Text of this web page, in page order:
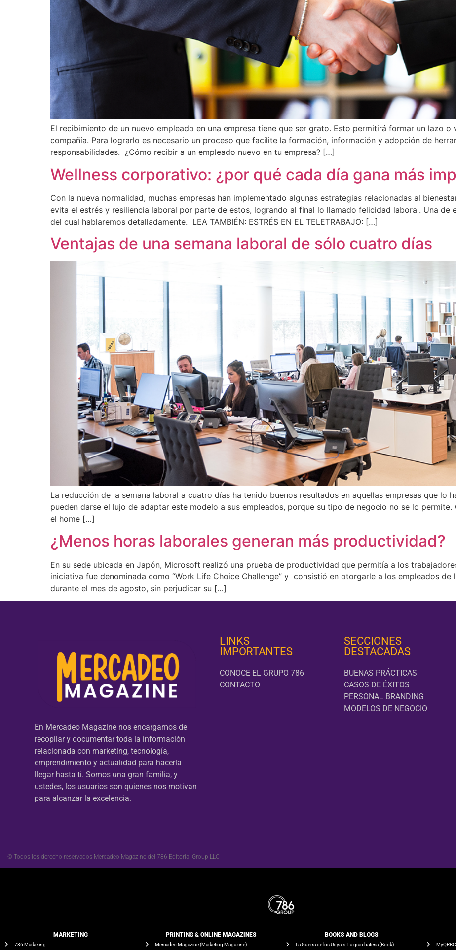
El recibimiento de un nuevo empleado en una empresa tiene que ser grato. Esto permitirá formar un lazo
compañía. Para lograrlo es necesario un proceso que facilite la formación, información y adopción de
responsabilidades. ¿Cómo recibir a un empleado nuevo en tu empresa? […]
Wellness corporativo: ¿por qué cada día gana más
Con la nueva normalidad, muchas empresas han implementado algunas estrategias relacionadas al
evita el estrés y resiliencia laboral por parte de estos, logrando al final lo llamado felicidad laboral. Una de
del cual hablaremos detalladamente. LEA TAMBIÉN: ESTRÉS EN EL TELETRABAJO: […]
Ventajas de una semana laboral de sólo cuatro días
La reducción de la semana laboral a cuatro días ha tenido buenos resultados en aquellas empresas que lo
pueden darse el lujo de adaptar este modelo a sus empleados, porque su tipo de negocio no se lo
el home […]
¿Menos horas laborales generan más productividad?
En su sede ubicada en Japón, Microsoft realizó una prueba de productividad que permitía a los
iniciativa fue denominada como “Work Life Choice Challenge” y consistió en otorgarle a los empleados
durante el mes de agosto, sin perjudicar su […]
En Mercadeo Magazine nos encargamos de
recopilar y documentar toda la información
relacionada con marketing, tecnología,
emprendimiento y actualidad para hacerla
llegar hasta ti. Somos una gran familia, y
ustedes, los usuarios son quienes nos motivan
para alcanzar la excelencia.
LINKS
IMPORTANTES
CONOCE EL GRUPO 786
CONTACTO
SECCIONES
DESTACADAS
BUENAS PRÁCTICAS
CASOS DE ÉXITOS
PERSONAL BRANDING
MODELOS DE NEGOCIO
© Todos los derecho reservados Mercadeo Magazine del 786 Editorial Group LLC
MARKETING
786 Marketing
PRINTING & ONLINE MAGAZINES
Mercadeo Magazine (Marketing Magazine)
BOOKS AND BLOGS​
La Guerra de los Udyats: La gran bateria (Book)